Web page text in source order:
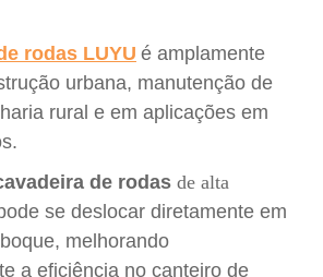
rodas LUYU é amplamente
urbana, manutenção de
rural e em aplicações em
de rodasde alta
se deslocar diretamente em
melhorando
a eficiência no canteiro de